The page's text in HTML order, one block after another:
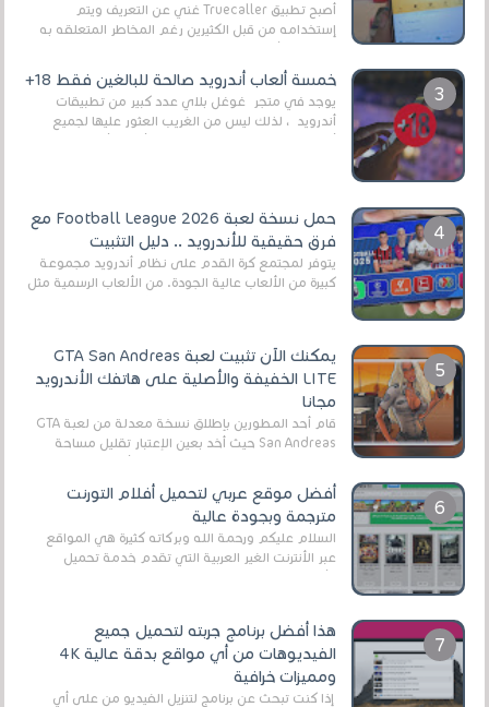
أصبح تطبيق Truecaller غني عن التعريف ويتم
إستخدامه من قبل الكثيرين رغم المخاطر المتعلقه به
خمسة ألعاب أندرويد صالحة للبالغين فقط 18+
يوجد في متجر غوغل بلاي عدد كبير من تطبيقات
أندرويد ، لذلك ليس من الغريب العثور عليها لجميع
حمل نسخة لعبة Football League 2026 مع
فرق حقيقية للأندرويد .. دليل التثبيت
يتوفر لمجتمع كرة القدم على نظام أندرويد مجموعة
كبيرة من الألعاب عالية الجودة. من الألعاب الرسمية مثل
يمكنك الآن تثبيت لعبة GTA San Andreas
LITE الخفيفة والأصلية على هاتفك الأندرويد
مجانا
قام أحد المطورين بإطلاق نسخة معدلة من لعبة GTA
San Andreas حيث أخد بعين الإعتبار تقليل مساحة
أفضل موقع عربي لتحميل أفلام التورنت
مترجمة وبجودة عالية
السلام عليكم ورحمة الله وبركاته كثيرة هي المواقع
عبر الأنترنت الغير العربية التي تقدم خدمة تحميل
الأفلام على التورنت ، ومعظم هذه المواقع ل...
هذا أفضل برنامج جربته لتحميل جميع
الفيديوهات من أي مواقع بدقة عالية 4K
ومميزات خرافية
إذا كنت تبحث عن برنامج لتنزيل الفيديو من على أي